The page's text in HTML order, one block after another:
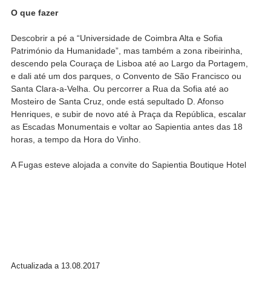
O que fazer
Descobrir a pé a “Universidade de Coimbra Alta e Sofia
Património da Humanidade”, mas também a zona ribeirinha,
descendo pela Couraça de Lisboa até ao Largo da Portagem,
e dali até um dos parques, o Convento de São Francisco ou
Santa Clara-a-Velha. Ou percorrer a Rua da Sofia até ao
Mosteiro de Santa Cruz, onde está sepultado D. Afonso
Henriques, e subir de novo até à Praça da República, escalar
as Escadas Monumentais e voltar ao Sapientia antes das 18
horas, a tempo da Hora do Vinho.
A Fugas esteve alojada a convite do Sapientia Boutique Hotel
Actualizada a 13.08.2017